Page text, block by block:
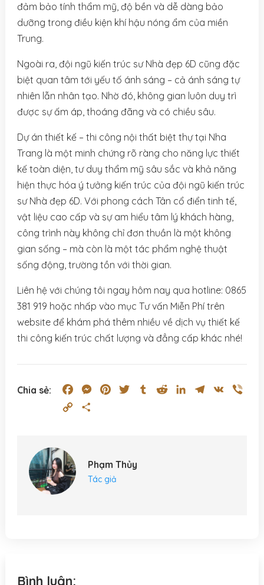
đảm bảo tính thẩm mỹ, độ bền và dễ dàng bảo
dưỡng trong điều kiện khí hậu nóng ẩm của miền
Trung.
Ngoài ra, đội ngũ kiến trúc sư Nhà đẹp 6D cũng đặc
biệt quan tâm tới yếu tố ánh sáng – cả ánh sáng tự
nhiên lẫn nhân tạo. Nhờ đó, không gian luôn duy trì
được sự ấm áp, thoáng đãng và có chiều sâu.
Dự án thiết kế – thi công nội thất biệt thự tại Nha
Trang là một minh chứng rõ ràng cho năng lực thiết
kế toàn diện, tư duy thẩm mỹ sâu sắc và khả năng
hiện thực hóa ý tưởng kiến trúc của đội ngũ kiến trúc
sư Nhà đẹp 6D. Với phong cách Tân cổ điển tinh tế,
vật liệu cao cấp và sự am hiểu tâm lý khách hàng,
công trình này không chỉ đơn thuần là một không
gian sống – mà còn là một tác phẩm nghệ thuật
sống động, trường tồn với thời gian.
Liên hệ với chúng tôi ngay hôm nay qua hotline: 0865
381 919 hoặc nhấp vào mục Tư vấn Miễn Phí trên
website để khám phá thêm nhiều về dịch vụ thiết kế
thi công kiến trúc chất lượng và đẳng cấp khác nhé!
Chia sẻ: FacebookMessenger
PinterestTwitterTumblrRedditLinkedInTelegram
VK
Copy
Phạm Thủy
Tác giả
Bình luận: